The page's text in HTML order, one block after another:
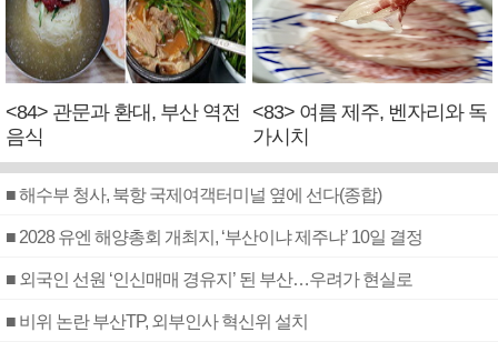
<84> 관문과 환대, 부산 역전
음식
<83> 여름 제주, 벤자리와 독
가시치
■ 해수부 청사, 북항 국제여객터미널 옆에 선다(종합)
■ 2028 유엔 해양총회 개최지, ‘부산이냐 제주냐’ 10일 결정
■ 외국인 선원 ‘인신매매 경유지’ 된 부산…우려가 현실로
■ 비위 논란 부산TP, 외부인사 혁신위 설치